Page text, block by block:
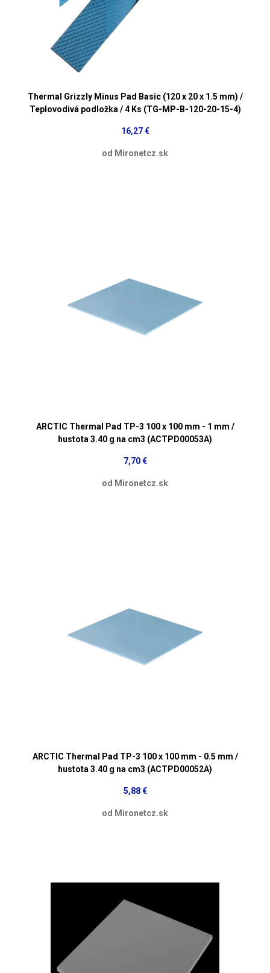
Thermal Grizzly Minus Pad Basic (120 x 20 x 1.5 mm) /
Teplovodivá podložka / 4 Ks (TG-MP-B-120-20-15-4)
16,27 €
od Mironetcz.sk
ARCTIC Thermal Pad TP-3 100 x 100 mm - 1 mm /
hustota 3.40 g na cm3 (ACTPD00053A)
7,70 €
od Mironetcz.sk
ARCTIC Thermal Pad TP-3 100 x 100 mm - 0.5 mm /
hustota 3.40 g na cm3 (ACTPD00052A)
5,88 €
od Mironetcz.sk